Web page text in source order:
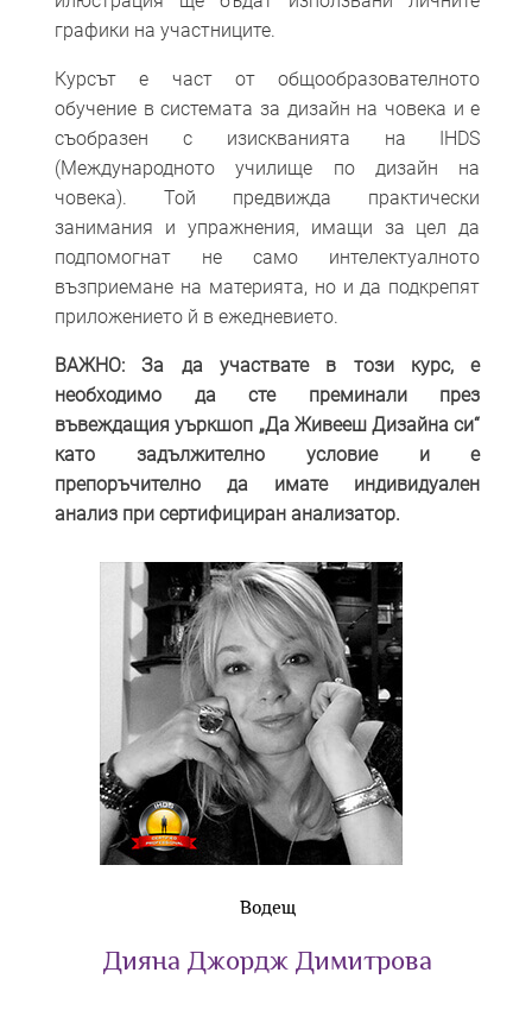
графики на участниците.
Курсът е част от общообразователното
обучение в системата за дизайн на човека и е
съобразен с изискванията на IHDS
(Международното училище по дизайн на
човека). Той предвижда практически
занимания и упражнения, имащи за цел да
подпомогнат не само интелектуалното
възприемане на материята, но и да подкрепят
приложението й в ежедневието.
ВАЖНО: За да участвате в този курс, е
необходимо да сте преминали през
въвеждащия уъркшоп „Да Живееш Дизайна си“
като задължително условие и е
препоръчително да имате индивидуален
анализ при сертифициран анализатор.
Водещ
Дияна Джордж Димитрова